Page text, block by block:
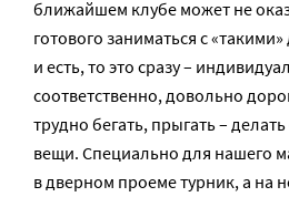
ближайшем клубе может не
готового заниматься с
и есть, то это сразу –
соответственно, довольно
трудно бегать, прыгать –
вещи. Специально для нашего
в дверном проеме турник, а на